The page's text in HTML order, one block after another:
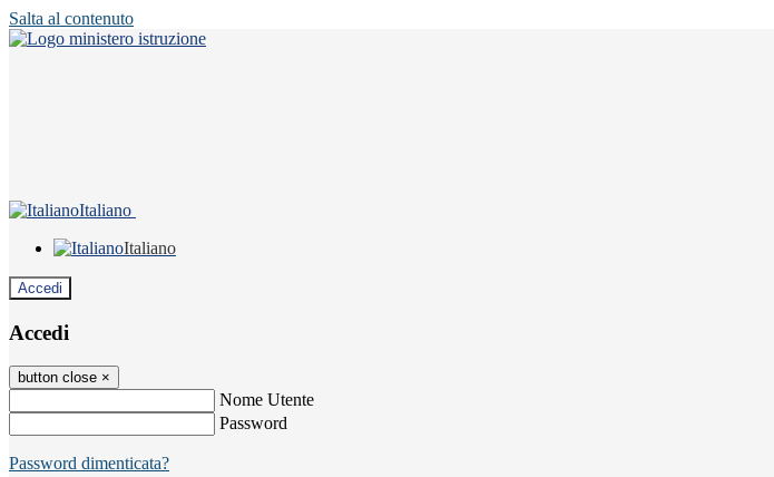
Salta al contenuto
Italiano
Italiano
Accedi
Accedi
button close ×
Nome Utente
Password
Password dimenticata?